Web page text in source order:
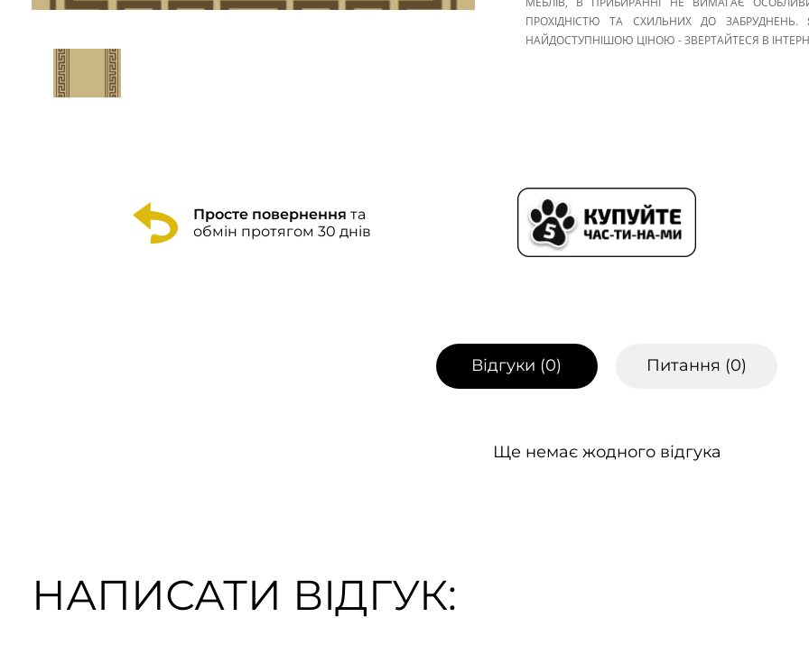
ПРОХІДНІСТЮ ТА СХИЛЬНИХ ДО
НАЙДОСТУПНІШОЮ ЦІНОЮ - ЗВЕРТАЙТЕСЯ В
Просте повернення та
обмін протягом 30 днів
Відгуки (0) Питання (0)
Ще немає жодного відгука
НАПИСАТИ ВІДГУК: